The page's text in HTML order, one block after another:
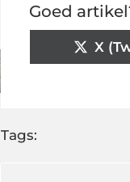
Goed
X
Tags: